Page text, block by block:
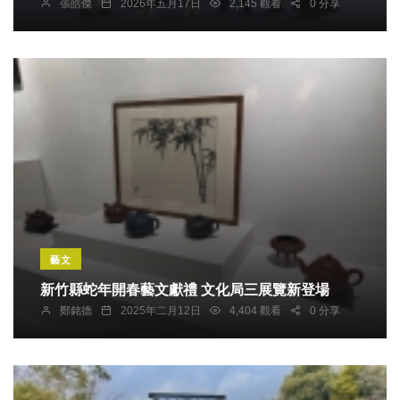
張皓傑 2026年五月17日 2,145 觀看 0 分享
藝文
新竹縣蛇年開春藝文獻禮 文化局三展覽新登場
鄭銘德 2025年二月12日 4,404 觀看 0 分享